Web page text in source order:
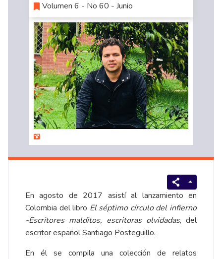
Volumen 6 - No 60 - Junio
En agosto de 2017 asistí al lanzamiento en
Colombia del libro El séptimo círculo del infierno
-Escritores malditos, escritoras olvidadas, del
escritor español Santiago Posteguillo.
En él se compila una colección de relatos